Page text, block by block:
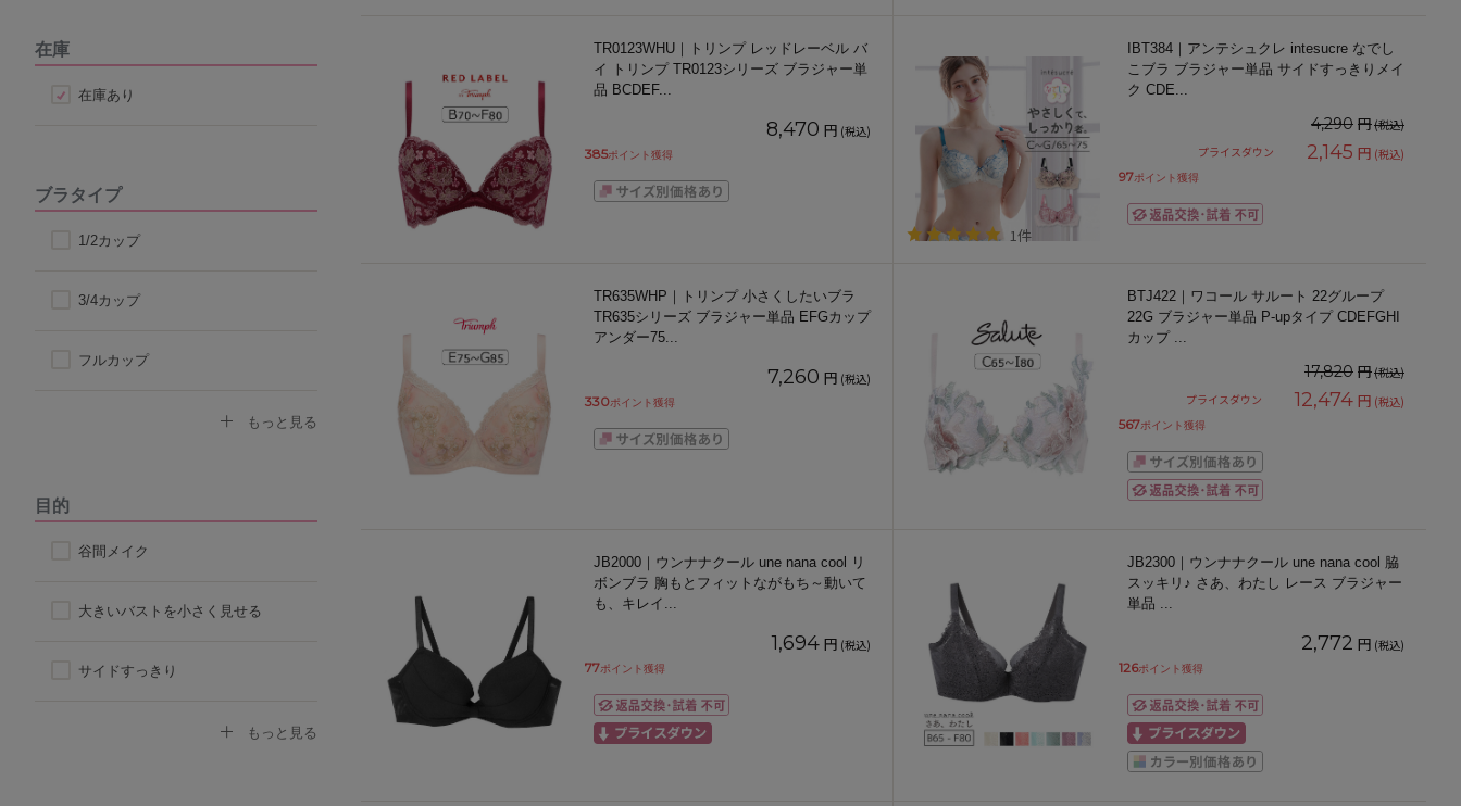
在庫
在庫あり
ブラタイプ
1/2カップ
3/4カップ
フルカップ
もっと見る
目的
谷間メイク
大きいバストを小さく見せる
サイドすっきり
もっと見る
TR0123WHU｜トリンプ レッドレーベル バ
イ トリンプ TR0123シリーズ ブラジャー単
品 BCDEF...
8,470 円 (税込)
385ポイント獲得
IBT384｜アンテシュクレ intesucre なでし
こブラ ブラジャー単品 サイドすっきりメイ
ク CDE...
1件
4,290 円(税込)
プライスダウン
2,145 円 (税込)
97ポイント獲得
TR635WHP｜トリンプ 小さくしたいブラ
TR635シリーズ ブラジャー単品 EFGカップ
アンダー75...
7,260 円 (税込)
330ポイント獲得
BTJ422｜ワコール サルート 22グループ
22G ブラジャー単品 P-upタイプ CDEFGHI
カップ ...
17,820 円(税込)
プライスダウン
12,474 円 (税込)
567ポイント獲得
JB2000｜ウンナナクール une nana cool リ
ボンブラ 胸もとフィットながもち～動いて
も、キレイ ...
1,694 円 (税込)
77ポイント獲得
JB2300｜ウンナナクール une nana cool 脇
スッキリ♪ さあ、わたし レース ブラジャー
単品 ...
2,772 円 (税込)
126ポイント獲得